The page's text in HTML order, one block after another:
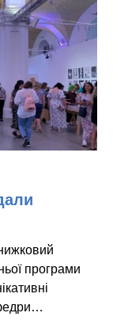
програми